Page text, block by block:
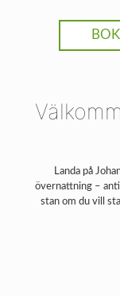
Landa på
övernattning –
stan om du vill